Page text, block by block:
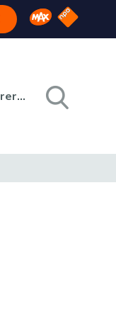
Omroep MAX
NPO
Registreren